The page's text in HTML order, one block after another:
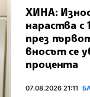
ХИНА:
нараства с
през
вносът се
процента
07.08.2026 21:11